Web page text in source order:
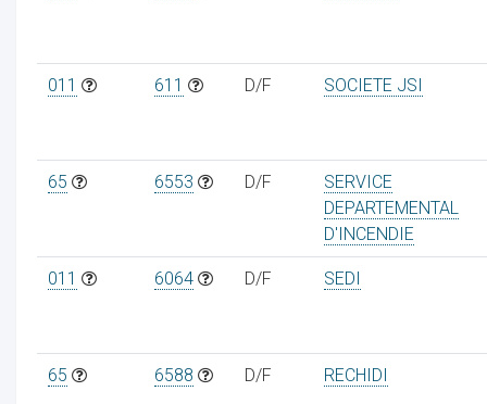
011 611 D/F SOCIETE JSI
65 6553 D/F
SERVICE
DEPARTEMENTAL
D'INCENDIE
011 6064 D/F SEDI
65 6588 D/F RECHIDI